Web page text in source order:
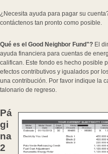
¿Necesita ayuda para pagar su
contáctenos tan pronto como posible.
Qué es el Good Neighbor Fund"?El
ayuda financiera para cuentas de
califican. Este fondo es hecho posible
efectos contributivos y igualados por
una contribución. Por favor indique la
talonario de regreso.
Pá
gi
na
2